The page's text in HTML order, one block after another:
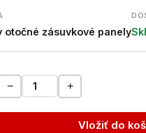
otočné zásuvkové panely
− +
Vložiť do